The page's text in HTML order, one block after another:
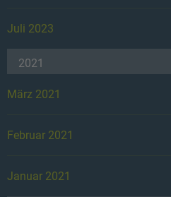
Juli 2023
2021
März 2021
Februar 2021
Januar 2021